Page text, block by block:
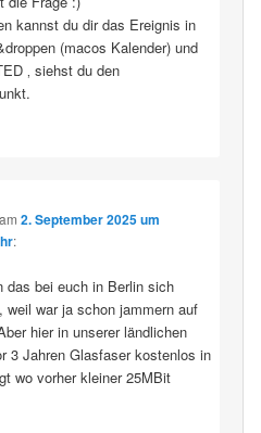
kannst du dir das Ereignis in
(macos Kalender) und
‚ siehst du den
2. September 2025 um
:
das bei euch in Berlin sich
weil war ja schon jammern auf
hier in unserer ländlichen
3 Jahren Glasfaser kostenlos in
wo vorher kleiner 25MBit